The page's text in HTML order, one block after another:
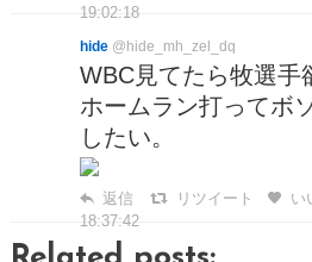
19:02:18
hide @hide_mh_zel_dq
WBC見てたら牧選手
ホームラン打ってボ
したい。
返信 リツイート い
18:37:42